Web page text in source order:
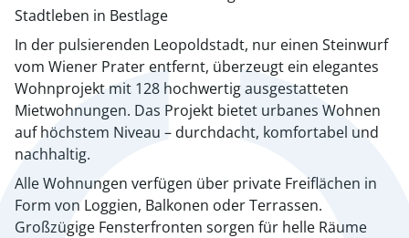
Stadtleben in Bestlage
In der pulsierenden Leopoldstadt, nur einen Steinwurf
vom Wiener Prater entfernt, überzeugt ein elegantes
Wohnprojekt mit 128 hochwertig ausgestatteten
Mietwohnungen. Das Projekt bietet urbanes Wohnen
auf höchstem Niveau – durchdacht, komfortabel und
nachhaltig.
Alle Wohnungen verfügen über private Freiflächen in
Form von Loggien, Balkonen oder Terrassen.
Großzügige Fensterfronten sorgen für helle Räume